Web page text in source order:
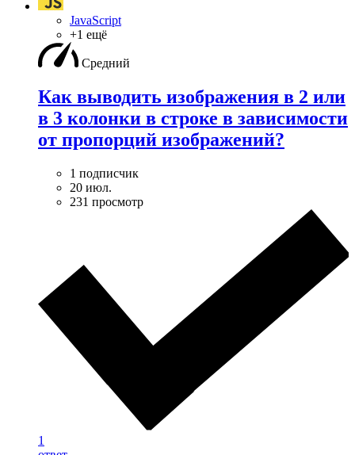
JavaScript
+1 ещё
Средний
Как выводить изображения в 2 или
в 3 колонки в строке в зависимости
от пропорций изображений?
1 подписчик
20 июл.
231 просмотр
1